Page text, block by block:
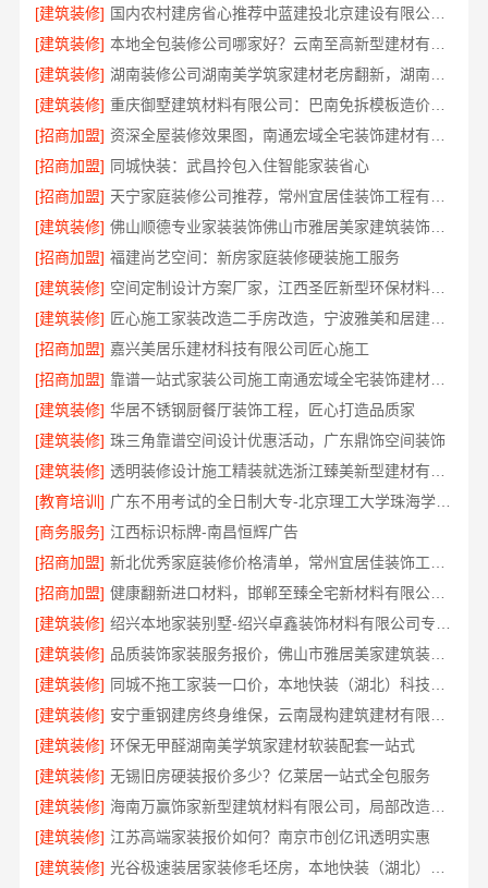
[建筑装修]
国内农村建房省心推荐中蓝建投北京建设有限公司四川
[建筑装修]
[建筑装修]
湖南装修公司湖南美学筑家建材老房翻新，湖南美学筑家建材有限公司焕新你的生活
[建筑装修]
重庆御墅建筑材料有限公司：巴南免拆模板造价预算
[招商加盟]
[招商加盟] 同城快装：武昌拎包入住智能家装省心
[招商加盟]
[建筑装修]
佛山顺德专业家装装饰佛山市雅居美家建筑装饰工程有限公司
[招商加盟] 福建尚艺空间：新房家庭装修硬装施工服务
[建筑装修]
空间定制设计方案厂家，江西圣匠新型环保材料有限公司，个性化全屋整装
[建筑装修]
匠心施工家装改造二手房改造，宁波雅美和居建材科技有限公司
[招商加盟] 嘉兴美居乐建材科技有限公司匠心施工
[招商加盟]
靠谱一站式家装公司施工南通宏域全宅装饰建材有限公司
[建筑装修] 华居不锈钢厨餐厅装饰工程，匠心打造品质家
[建筑装修] 珠三角靠谱空间设计优惠活动，广东鼎饰空间装饰
[建筑装修]
[教育培训]
广东不用考试的全日制大专-北京理工大学珠海学院继教院
[商务服务] 江西标识标牌-南昌恒辉广告
[招商加盟]
[招商加盟]
健康翻新进口材料，邯郸至臻全宅新材料有限公司臻选全球优质原料
[建筑装修]
[建筑装修]
品质装饰家装服务报价，佛山市雅居美家建筑装饰工程有限公司透明实惠
[建筑装修]
[建筑装修]
[建筑装修] 环保无甲醛湖南美学筑家建材软装配套一站式
[建筑装修] 无锡旧房硬装报价多少？亿莱居一站式全包服务
[建筑装修]
海南万赢饰家新型建筑材料有限公司，局部改造居室报价明细
[建筑装修] 江苏高端家装报价如何？南京市创亿讯透明实惠
[建筑装修]